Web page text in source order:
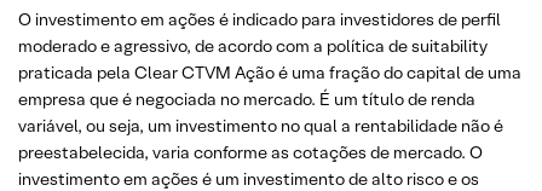
O investimento em ações é indicado para investidores de perfil
moderado e agressivo, de acordo com a política de suitability
praticada pela Clear CTVM Ação é uma fração do capital de uma
empresa que é negociada no mercado. É um título de renda
variável, ou seja, um investimento no qual a rentabilidade não é
preestabelecida, varia conforme as cotações de mercado. O
investimento em ações é um investimento de alto risco e os